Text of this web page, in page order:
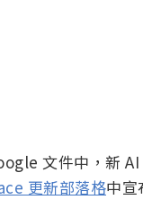
文件中，新
更新部落格中宣